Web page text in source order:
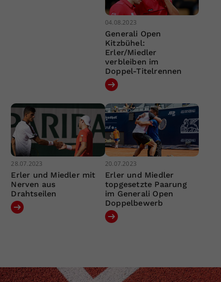
04.08.2023
Generali Open
Kitzbühel:
Erler/Miedler
verbleiben im
Doppel-Titelrennen
28.07.2023
Erler und Miedler mit
Nerven aus
Drahtseilen
20.07.2023
Erler und Miedler
topgesetzte Paarung
im Generali Open
Doppelbewerb